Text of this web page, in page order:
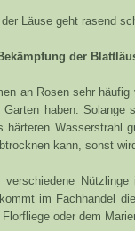
der Läuse geht rasend
der
an Rosen sehr
Garten haben.
härteren Wasserstrahl
kann, sonst
verschiedene
im Fachhandel
oder dem